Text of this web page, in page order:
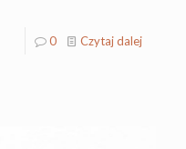
0 Czytaj dalej